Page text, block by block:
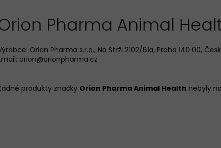
Pharma Animal
Orion Pharma s.r.o., Na Strži 2102/61a, Praha 140 00,
orion@orionpharma.cz
produkty značky Orion Pharma Animal Health nebyly
HLEDAT
Doporučujeme